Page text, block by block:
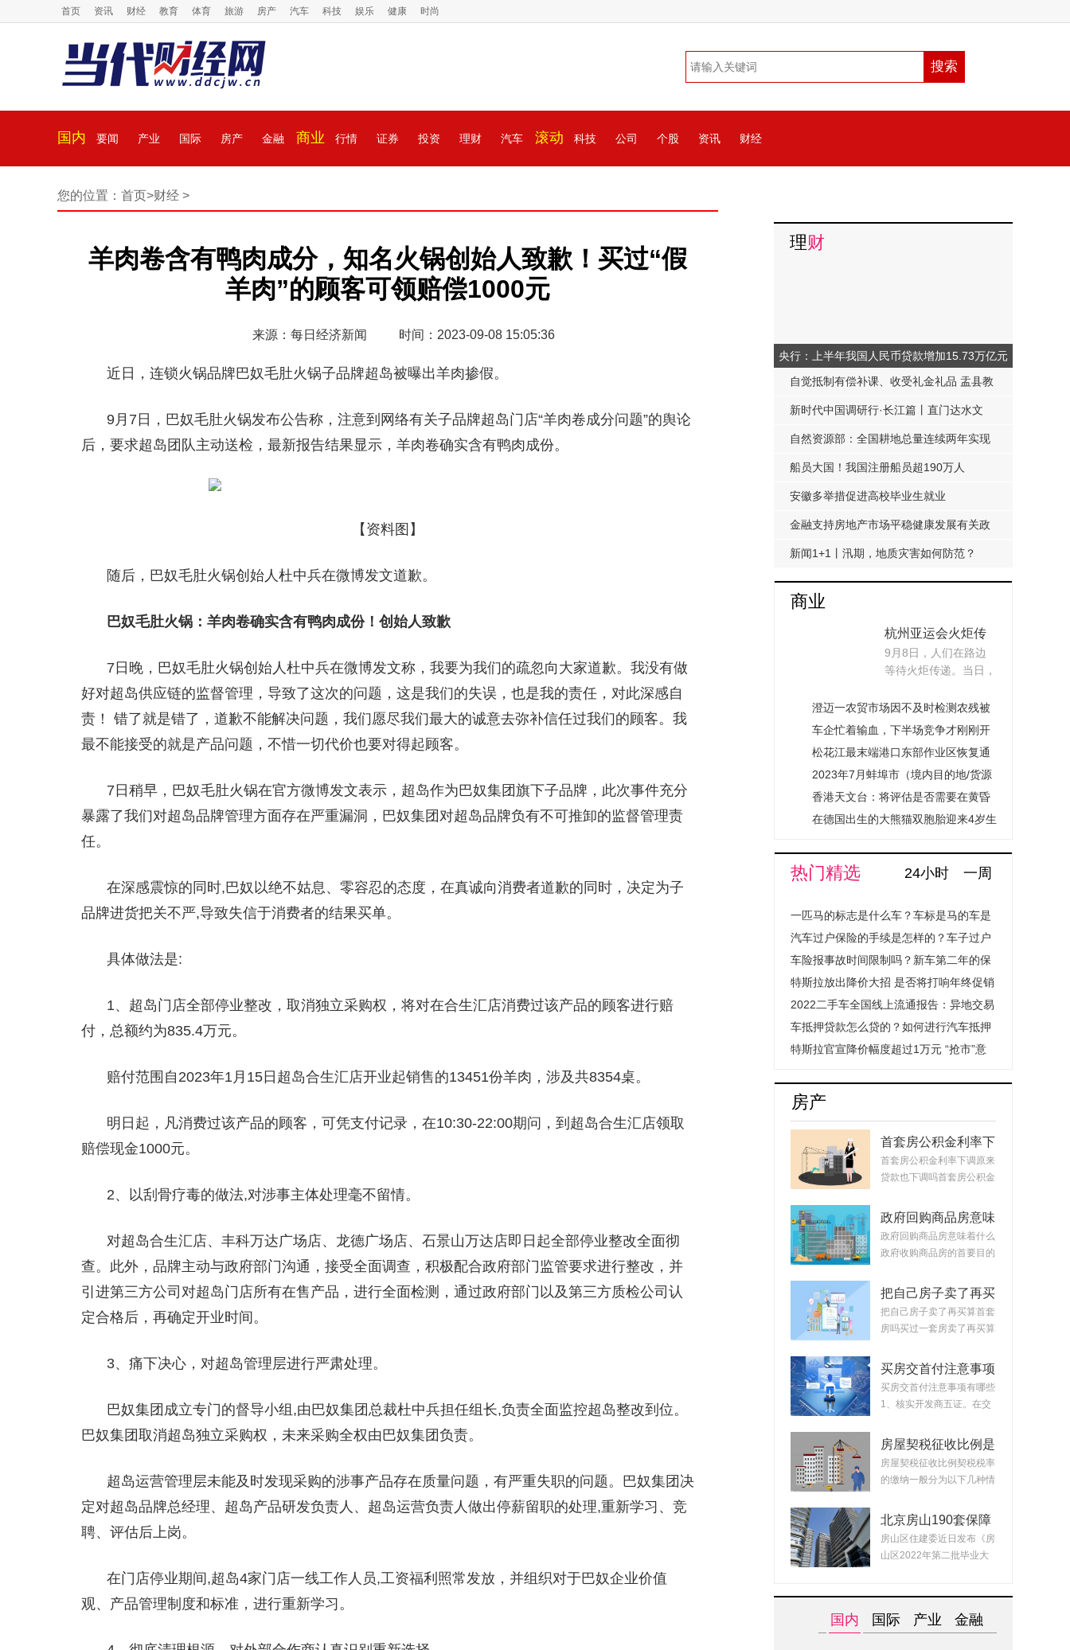
首页 资讯 财经 教育 体育 旅游 房产 汽车 科技 娱乐 健康 时尚
国内 要闻 产业 国际 房产 金融 商业 行情 证券 投资 理财 汽车 滚动 科技 公司 个股 资讯 财经
您的位置： 首页>财经 >
羊肉卷含有鸭肉成分，知名火锅创始人致歉！买过“假
羊肉”的顾客可领赔偿1000元
来源：每日经济新闻 时间：2023-09-08 15:05:36
近日，连锁火锅品牌巴奴毛肚火锅子品牌超岛被曝出羊肉掺假。
9月7日，巴奴毛肚火锅发布公告称，注意到网络有关子品牌超岛门店“羊肉卷成分问题”的舆论
后，要求超岛团队主动送检，最新报告结果显示，羊肉卷确实含有鸭肉成份。
【资料图】
随后，巴奴毛肚火锅创始人杜中兵在微博发文道歉。
巴奴毛肚火锅：羊肉卷确实含有鸭肉成份！创始人致歉
7日晚，巴奴毛肚火锅创始人杜中兵在微博发文称，我要为我们的疏忽向大家道歉。我没有做
好对超岛供应链的监督管理，导致了这次的问题，这是我们的失误，也是我的责任，对此深感自
责！ 错了就是错了，道歉不能解决问题，我们愿尽我们最大的诚意去弥补信任过我们的顾客。我
最不能接受的就是产品问题，不惜一切代价也要对得起顾客。
7日稍早，巴奴毛肚火锅在官方微博发文表示，超岛作为巴奴集团旗下子品牌，此次事件充分
暴露了我们对超岛品牌管理方面存在严重漏洞，巴奴集团对超岛品牌负有不可推卸的监督管理责
任。
在深感震惊的同时,巴奴以绝不姑息、零容忍的态度，在真诚向消费者道歉的同时，决定为子
品牌进货把关不严,导致失信于消费者的结果买单。
具体做法是:
1、超岛门店全部停业整改，取消独立采购权，将对在合生汇店消费过该产品的顾客进行赔
付，总额约为835.4万元。
赔付范围自2023年1月15日超岛合生汇店开业起销售的13451份羊肉，涉及共8354桌。
明日起，凡消费过该产品的顾客，可凭支付记录，在10:30-22:00期问，到超岛合生汇店领取
赔偿现金1000元。
2、以刮骨疗毒的做法,对涉事主体处理毫不留情。
对超岛合生汇店、丰科万达广场店、龙德广场店、石景山万达店即日起全部停业整改全面彻
查。此外，品牌主动与政府部门沟通，接受全面调查，积极配合政府部门监管要求进行整改，并
引进第三方公司对超岛门店所有在售产品，进行全面检测，通过政府部门以及第三方质检公司认
定合格后，再确定开业时间。
3、痛下决心，对超岛管理层进行严肃处理。
巴奴集团成立专门的督导小组,由巴奴集团总裁杜中兵担任组长,负责全面监控超岛整改到位。
巴奴集团取消超岛独立采购权，未来采购全权由巴奴集团负责。
超岛运营管理层未能及时发现采购的涉事产品存在质量问题，有严重失职的问题。巴奴集团决
定对超岛品牌总经理、超岛产品研发负责人、超岛运营负责人做出停薪留职的处理,重新学习、竞
聘、评估后上岗。
在门店停业期间,超岛4家门店一线工作人员,工资福利照常发放，并组织对于巴奴企业价值
观、产品管理制度和标准，进行重新学习。
理财
央行：上半年我国人民币贷款增加15.73万亿元
自觉抵制有偿补课、收受礼金礼品 盂县教
科局发布《工作提醒函》
新时代中国调研行·长江篇丨直门达水文
站：从靠人力蹲点到监测自动化
自然资源部：全国耕地总量连续两年实现
净增加
船员大国！我国注册船员超190万人
安徽多举措促进高校毕业生就业
金融支持房地产市场平稳健康发展有关政
策延期至明年底
新闻1+1丨汛期，地质灾害如何防范？
商业
杭州亚运会火炬传
递启动
9月8日，人们在路边
等待火炬传递。当日，
澄迈一农贸市场因不及时检测农残被
巡察组要求立行立改
车企忙着输血，下半场竞争才刚刚开
始
松花江最末端港口东部作业区恢复通
关
2023年7月蚌埠市（境内目的地/货源
地）进出口总额及进出口差额统计分
析
香港天文台：将评估是否需要在黄昏
前后发出更高热带气旋警告信号
在德国出生的大熊猫双胞胎迎来4岁生
热门精选 24小时 一周
一匹马的标志是什么车？车标是马的车是
什么汽车？
汽车过户保险的手续是怎样的？车子过户
保险费用会上涨吗？
车险报事故时间限制吗？新车第二年的保
险怎么买？
特斯拉放出降价大招 是否将打响年终促销
战？
2022二手车全国线上流通报告：异地交易
量提升超1.4倍成绝对主流
车抵押贷款怎么贷的？如何进行汽车抵押
贷款程序是怎样的？
特斯拉官宣降价幅度超过1万元 “抢市”意
房产
首套房公积金利率下
调原来贷款也下调
吗？公积金贷款会随
吗？
首套房公积金利率下调原来
贷款也下调吗首套房公积金
政府回购商品房意味
着什么？政府回购安
置房价格如何定？
政府回购商品房意味着什么
政府收购商品房的首要目的
把自己房子卖了再买
算首套房吗？把房子
卖掉再买房子算二套
把自己房子卖了再买算首套
房吗买过一套房卖了再买算
买房交首付注意事项
有哪些？买房交完首
付款后接下来的流程
买房交首付注意事项有哪些
1、核实开发商五证。在交
房屋契税征收比例是
什么？ 2022房产契
税最新政策
房屋契税征收比例契税税率
的缴纳一般分为以下几种情
北京房山190套保障
租赁房面向毕业生配
租 房源均为精装交
房山区住建委近日发布《房
山区2022年第二批毕业大
国内 国际 产业 金融